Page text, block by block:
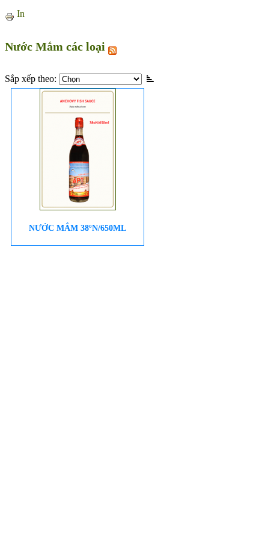
In
Nước Mắm các loại
Sắp xếp theo:
NƯỚC MẮM 38ºN/650ML